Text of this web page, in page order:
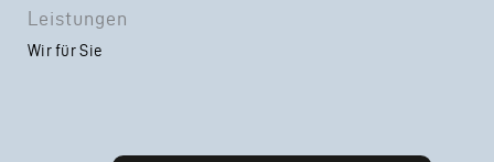
Leistungen
Wir für Sie